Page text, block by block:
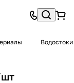
Водостоки
шт